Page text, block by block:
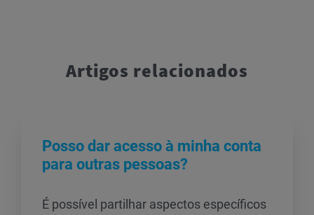
Artigos relacionados
Posso dar acesso à minha conta
para outras pessoas?
É possível partilhar aspectos específicos